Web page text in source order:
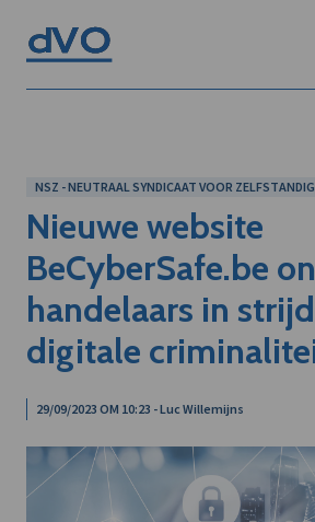
NSZ - NEUTRAAL SYNDICAAT VOOR
Nieuwe website
BeCyberSafe.be
handelaars in
digitale
29/09/2023 OM 10:23 - Luc Willemijns